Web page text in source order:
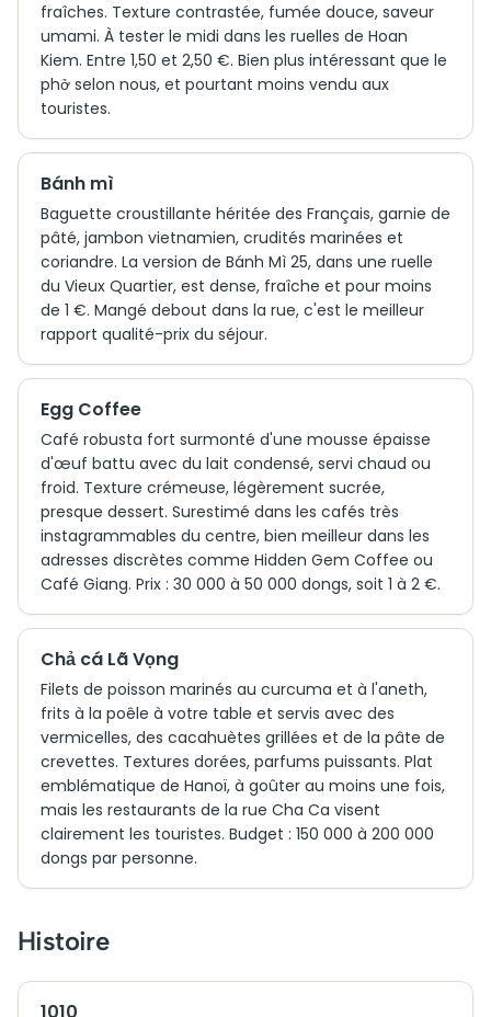
fraîches. Texture contrastée, fumée douce, saveur
umami. À tester le midi dans les ruelles de Hoan
Kiem. Entre 1,50 et 2,50 €. Bien plus intéressant que le
phở selon nous, et pourtant moins vendu aux
touristes.
Bánh mì
Baguette croustillante héritée des Français, garnie de
pâté, jambon vietnamien, crudités marinées et
coriandre. La version de Bánh Mì 25, dans une ruelle
du Vieux Quartier, est dense, fraîche et pour moins
de 1 €. Mangé debout dans la rue, c'est le meilleur
rapport qualité-prix du séjour.
Egg Coffee
Café robusta fort surmonté d'une mousse épaisse
d'œuf battu avec du lait condensé, servi chaud ou
froid. Texture crémeuse, légèrement sucrée,
presque dessert. Surestimé dans les cafés très
instagrammables du centre, bien meilleur dans les
adresses discrètes comme Hidden Gem Coffee ou
Café Giang. Prix : 30 000 à 50 000 dongs, soit 1 à 2 €.
Chả cá Lã Vọng
Filets de poisson marinés au curcuma et à l'aneth,
frits à la poêle à votre table et servis avec des
vermicelles, des cacahuètes grillées et de la pâte de
crevettes. Textures dorées, parfums puissants. Plat
emblématique de Hanoï, à goûter au moins une fois,
mais les restaurants de la rue Cha Ca visent
clairement les touristes. Budget : 150 000 à 200 000
dongs par personne.
Histoire